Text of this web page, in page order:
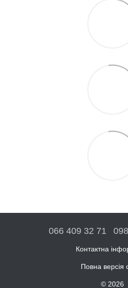
066 409 32 71
Контактна
Повна версія
© 2026